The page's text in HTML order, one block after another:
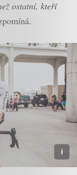
ostatní, kteří